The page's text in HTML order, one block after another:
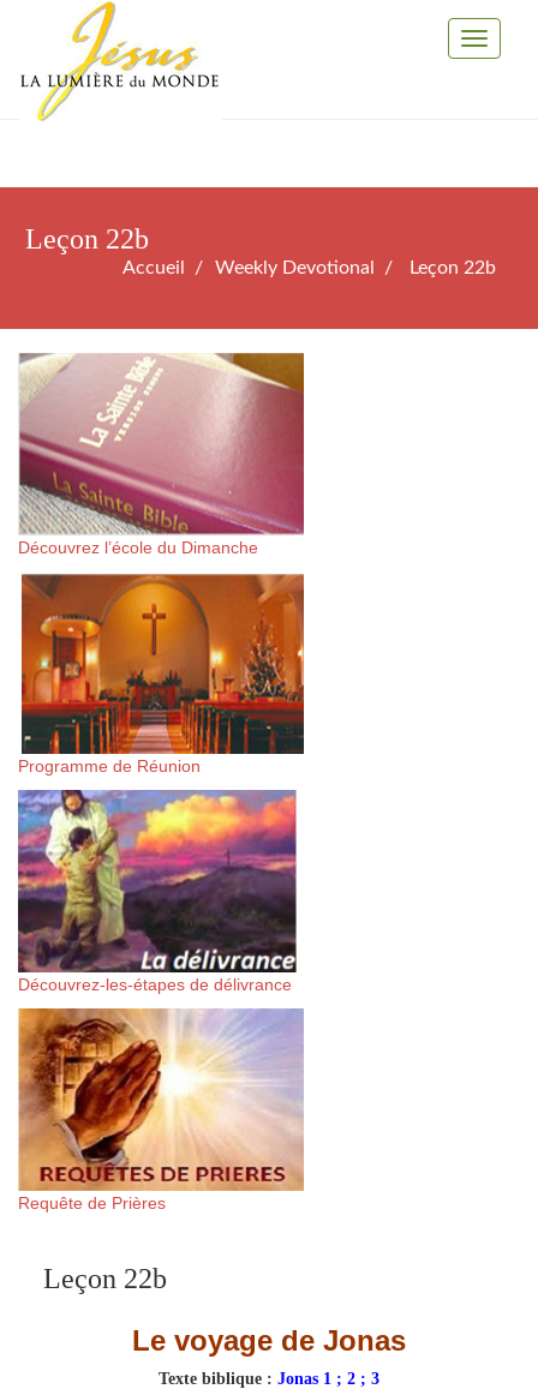
Toggle
Leçon 22b
Accueil Weekly Devotional Leçon 22b
Découvrez l’école du Dimanche
Programme de Réunion
Découvrez-les-étapes de délivrance
Requête de Prières
Leçon 22b
Le voyage de Jonas
Texte biblique : Jonas 1 ; 2 ; 3